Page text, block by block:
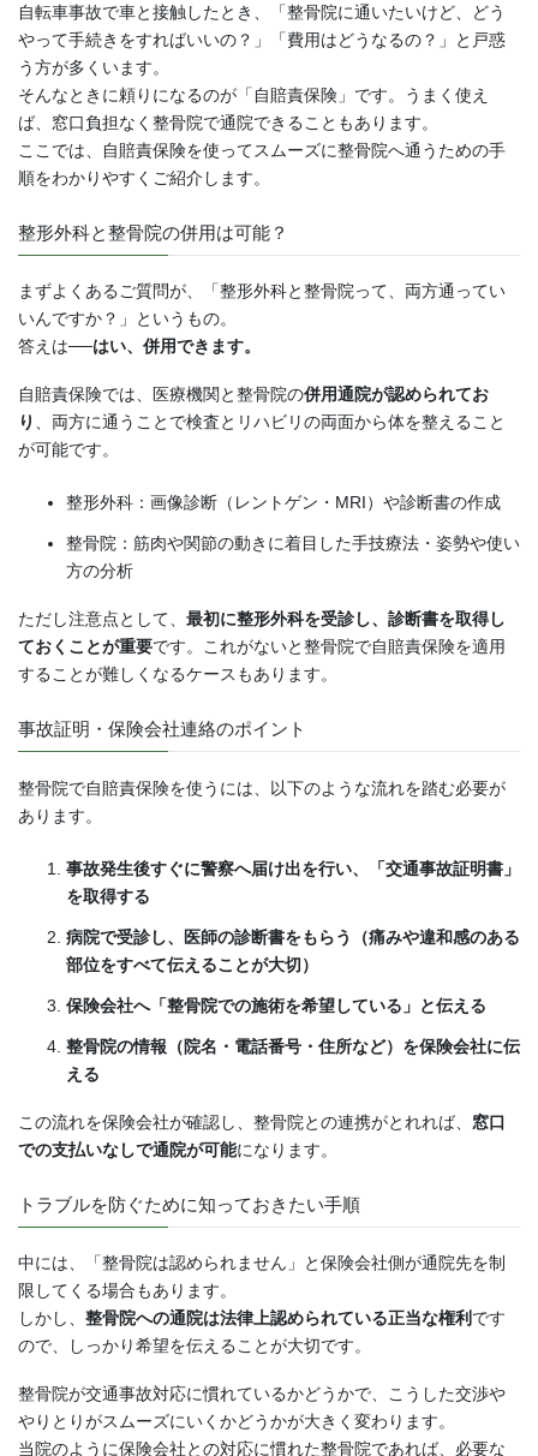
自転車事故で車と接触したとき、「整骨院に通いたいけど、どう
やって手続きをすればいいの？」「費用はどうなるの？」と戸惑
う方が多くいます。
そんなときに頼りになるのが「自賠責保険」です。うまく使え
ば、窓口負担なく整骨院で通院できることもあります。
ここでは、自賠責保険を使ってスムーズに整骨院へ通うための手
順をわかりやすくご紹介します。
整形外科と整骨院の併用は可能？
まずよくあるご質問が、「整形外科と整骨院って、両方通ってい
いんですか？」というもの。
答えは──はい、併用できます。
自賠責保険では、医療機関と整骨院の併用通院が認められてお
り
、両方に通うことで検査とリハビリの両面から体を整えること
が可能です。
整形外科：画像診断（レントゲン・MRI）や診断書の作成
整骨院：筋肉や関節の動きに着目した手技療法・姿勢や使い
方の分析
ただし注意点として、 最初に整形外科を受診し、診断書を取得し
ておくことが重要です。これがないと整骨院で自賠責保険を適用
することが難しくなるケースもあります。
事故証明・保険会社連絡のポイント
整骨院で自賠責保険を使うには、以下のような流れを踏む必要が
あります。
事故発生後すぐに警察へ届け出を行い、「交通事故証明書」
を取得する
病院で受診し、医師の診断書をもらう（痛みや違和感のある
部位をすべて伝えることが大切）
保険会社へ「整骨院での施術を希望している」と伝える
整骨院の情報（院名・電話番号・住所など）を保険会社に伝
える
この流れを保険会社が確認し、整骨院との連携がとれれば、 窓口
での支払いなしで通院が可能になります。
トラブルを防ぐために知っておきたい手順
中には、「整骨院は認められません」と保険会社側が通院先を制
限してくる場合もあります。
しかし、 整骨院への通院は法律上認められている正当な権利 です
ので、しっかり希望を伝えることが大切です。
整骨院が交通事故対応に慣れているかどうかで、こうした交渉や
やりとりがスムーズにいくかどうかが大きく変わります。
当院のように保険会社との対応に慣れた整骨院であれば、必要な